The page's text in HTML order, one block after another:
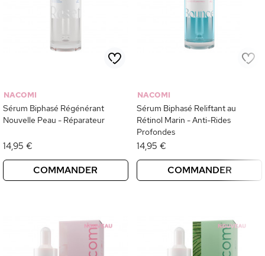
NACOMI
Sérum Biphasé Régénérant
Nouvelle Peau - Réparateur
14,95 €
COMMANDER
NACOMI
Sérum Biphasé Reliftant au
Rétinol Marin - Anti-Rides
Profondes
14,95 €
COMMANDER